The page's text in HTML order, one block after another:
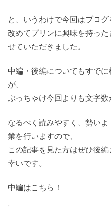
と、いうわけで今回はブログ
改めてプリンに興味を持った
せていただきました。
中編・後編についてもすで
が、
ぶっちゃけ今回よりも文字数
なるべく読みやすく、勢い
業を行いますので、
この記事を見た方はぜひ後
幸いです。
中編はこちら！